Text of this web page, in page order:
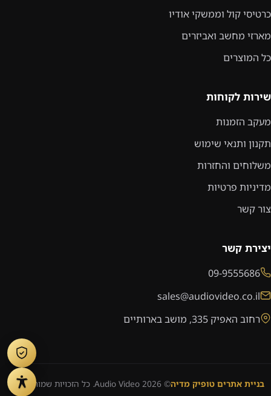
כרטיסי קול וממשקי אודיו
מארזי מחשב ואביזרים
כל המוצרים
שירות לקוחות
מעקב הזמנות
תקנון ותנאי שימוש
משלוחים והחזרות
מדיניות פרטיות
צור קשר
יצירת קשר
09-9555686
sales@audiovideo.co.il
רחוב האפיק 335, מושב בארותיים
בניית אתרים טופיק מדיה© 2026 Audio Video. כל הזכויות שמורות.